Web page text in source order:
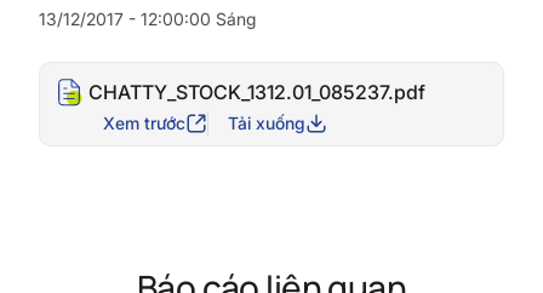
13/12/2017 - 12:00:00 Sáng
CHATTY_STOCK_1312.01_085237.pdf
Xem trước Tải xuống